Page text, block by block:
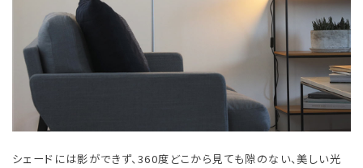
シェードには影ができず、360度どこから見ても隙のない、美しい光